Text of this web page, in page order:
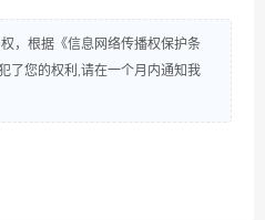
，根据《信息网络传播权保护条
了您的权利,请在一个月内通知我